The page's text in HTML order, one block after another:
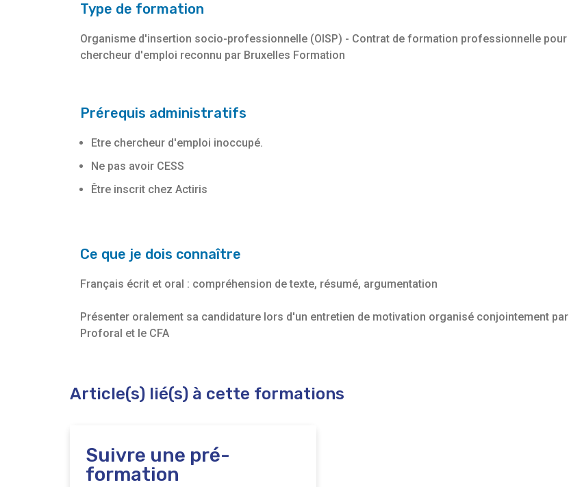
Type de formation
Organisme d'insertion socio-professionnelle (OISP) - Contrat de formation professionnelle pour
chercheur d'emploi reconnu par Bruxelles Formation
Prérequis administratifs
Etre chercheur d'emploi inoccupé.
Ne pas avoir CESS
Être inscrit chez Actiris
Ce que je dois connaître
Français écrit et oral : compréhension de texte, résumé, argumentation
Présenter oralement sa candidature lors d'un entretien de motivation organisé conjointement par
Proforal et le CFA
Article(s) lié(s) à cette formations
Suivre une pré-
formation